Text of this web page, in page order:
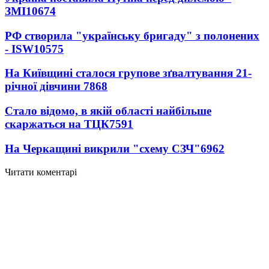
ЗМІ10674
РФ створила "українську бригаду" з полонених
- ISW10575
На Київщині сталося групове зґвалтування 21-
річної дівчини 7868
Стало відомо, в якій області найбільше
скаржаться на ТЦК7591
На Черкащині викрили "схему СЗЧ"6962
Читати коментарі